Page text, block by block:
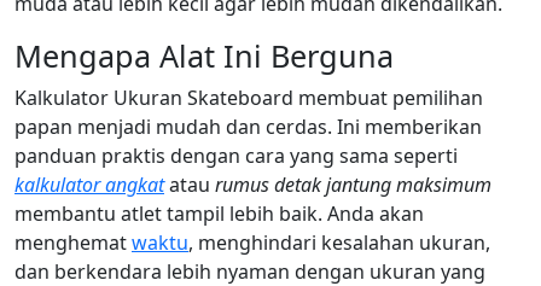
Mengapa Alat Ini Berguna
Kalkulator Ukuran Skateboard membuat pemilihan
papan menjadi mudah dan cerdas. Ini memberikan
panduan praktis dengan cara yang sama seperti
kalkulator angkatatau rumus detak jantung maksimum
membantu atlet tampil lebih baik. Anda akan
menghematwaktu, menghindari kesalahan ukuran,
dan berkendara lebih nyaman dengan ukuran yang